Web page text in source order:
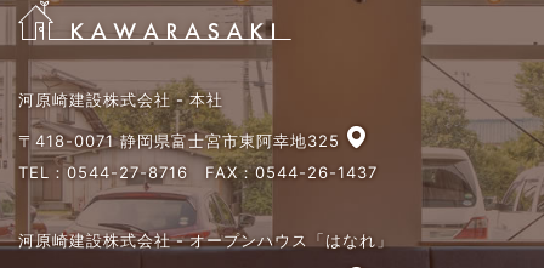
河原崎建設株式会社 - 本社
〒418-0071 静岡県富士宮市東阿幸地325
TEL： 0544-27-8716 FAX：0544-26-1437
河原崎建設株式会社 - オープンハウス「はなれ」